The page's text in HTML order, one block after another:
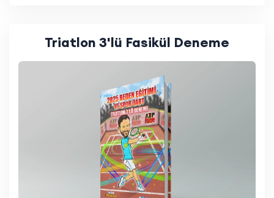
Triatlon 3'lü Fasikül Deneme